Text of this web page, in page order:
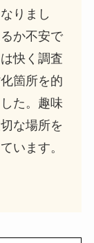
りまし
か不安で
快く調査
箇所を的
た。趣味
な場所を
います。